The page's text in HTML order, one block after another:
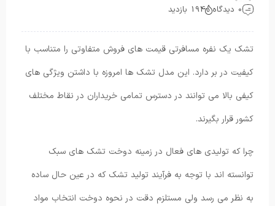
0 دیدگاه
194 بازدید
تشک یک نفره مسافرتی قیمت‌ های فروش متفاوتی را متناسب با
کیفیت در بر دارد. این مدل تشک ها امروزه با داشتن ویژگی های
کیفی بالا می ‌توانند در دسترس تمامی خریداران در نقاط مختلف
کشور قرار بگیرند.
چرا که تولیدی های فعال در زمینه دوخت تشک های سبک
توانسته اند با توجه به فرآیند تولید تشک که در عین حال ساده
به نظر می رسد ولی مستلزم دقت در نحوه دوخت انتخاب مواد